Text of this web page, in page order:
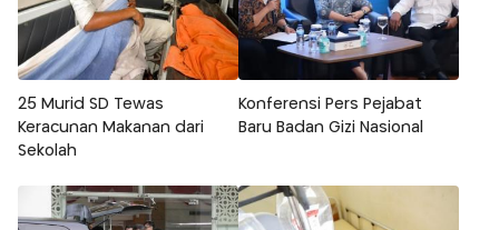
25 Murid SD Tewas
Keracunan Makanan dari
Sekolah
Konferensi Pers Pejabat
Baru Badan Gizi Nasional